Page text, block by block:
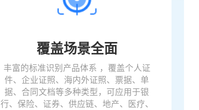
覆盖场景全面
丰富的标准识别产品体系 ，覆盖个人证
件、企业证照、海内外证照、票据、单
据、合同文档等多种类型，可应用于银
行、保险、证券、供应链、地产、医疗、